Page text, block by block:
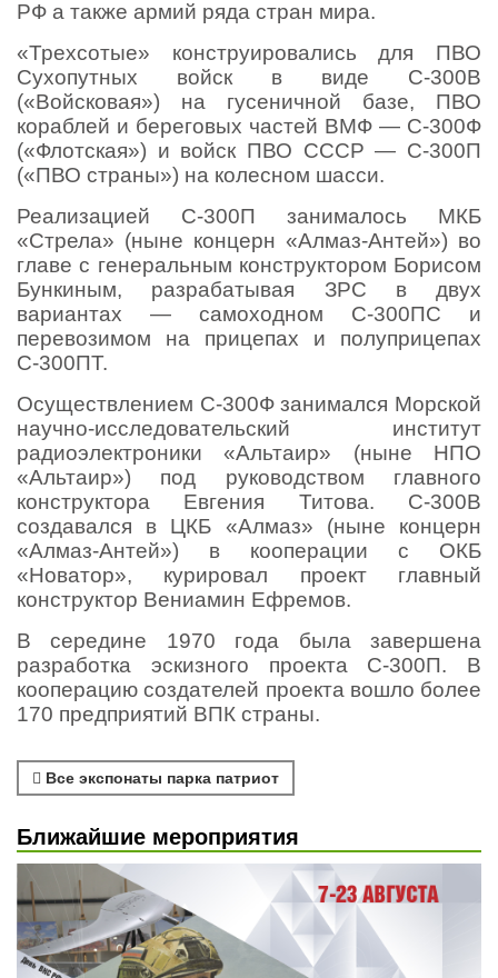
РФ а также армий ряда стран мира.
«Трехсотые» конструировались для ПВО
Сухопутных войск в виде С-300В
(«Войсковая») на гусеничной базе, ПВО
кораблей и береговых частей ВМФ — С-300Ф
(«Флотская») и войск ПВО СССР — С-300П
(«ПВО страны») на колесном шасси.
Реализацией С-300П занималось МКБ
«Стрела» (ныне концерн «Алмаз-Антей») во
главе с генеральным конструктором Борисом
Бункиным, разрабатывая ЗРС в двух
вариантах — самоходном С-300ПС и
перевозимом на прицепах и полуприцепах
С-300ПТ.
Осуществлением С-300Ф занимался Морской
научно-исследовательский институт
радиоэлектроники «Альтаир» (ныне НПО
«Альтаир») под руководством главного
конструктора Евгения Титова. С-300В
создавался в ЦКБ «Алмаз» (ныне концерн
«Алмаз-Антей») в кооперации с ОКБ
«Новатор», курировал проект главный
конструктор Вениамин Ефремов.
В середине 1970 года была завершена
разработка эскизного проекта С-300П. В
кооперацию создателей проекта вошло более
170 предприятий ВПК страны.
Все экспонаты парка патриот
Ближайшие мероприятия